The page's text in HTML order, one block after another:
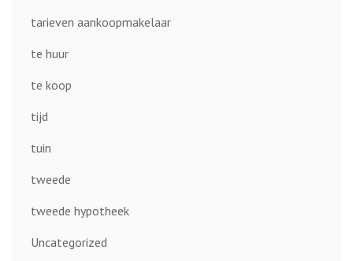
tarieven aankoopmakelaar
te huur
te koop
tijd
tuin
tweede
tweede hypotheek
Uncategorized